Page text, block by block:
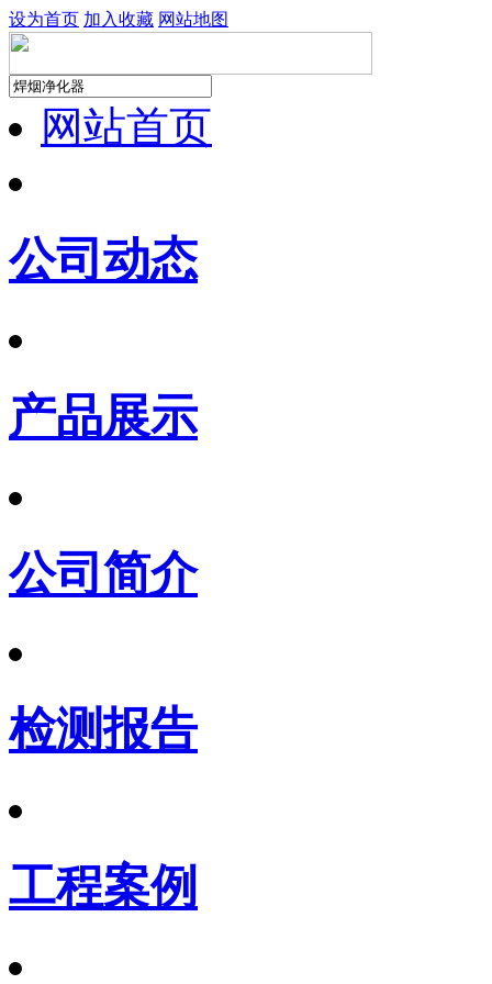
设为首页 加入收藏 网站地图
网站首页
公司动态
产品展示
公司简介
检测报告
工程案例